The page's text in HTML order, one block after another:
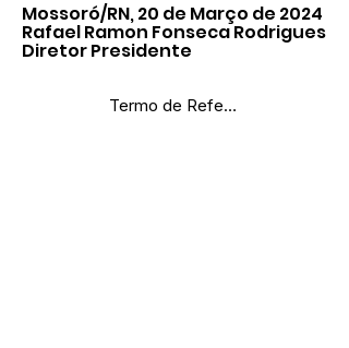
Mossoró/RN, 20 de Março de 2024
Rafael Ramon Fonseca Rodrigues
Diretor Presidente
Termo de Referência